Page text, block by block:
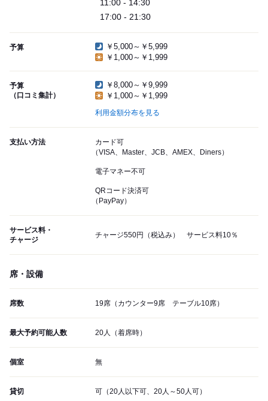
11:00 - 14:30
17:00 - 21:30
予算
￥5,000～￥5,999
￥1,000～￥1,999
予算
（口コミ集計）
￥8,000～￥9,999
￥1,000～￥1,999
利用金額分布を見る
支払い方法
カード可
（VISA、Master、JCB、AMEX、Diners）
電子マネー不可
QRコード決済可
（PayPay）
サービス料・
チャージ
チャージ550円（税込み） サービス料10％
席・設備
席数 19席（カウンター9席 テーブル10席）
最大予約可能人数 20人（着席時）
個室 無
貸切 可（20人以下可、20人～50人可）